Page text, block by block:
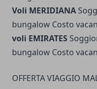
Voli MERIDIANA
bungalow Costo
voli EMIRATES
bungalow Costo
OFFERTA VIAGGIO